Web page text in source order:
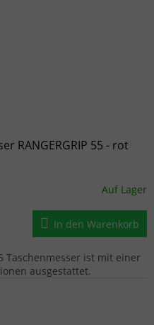
RANGERGRIP 55 - rot
Auf Lager
In den Warenkorb
Taschenmesser ist mit einer
ausgestattet.